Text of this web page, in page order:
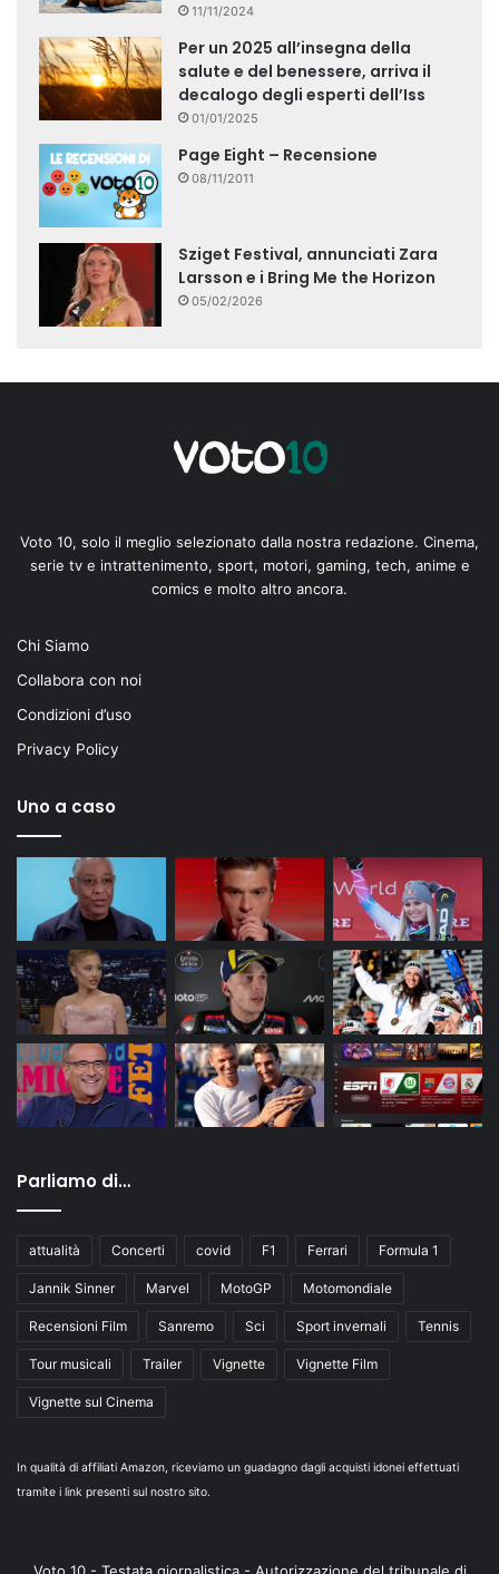
11/11/2024
Per un 2025 all’insegna della
salute e del benessere, arriva il
decalogo degli esperti dell’Iss
01/01/2025
Page Eight – Recensione
08/11/2011
Sziget Festival, annunciati Zara
Larsson e i Bring Me the Horizon
05/02/2026
Voto 10, solo il meglio selezionato dalla nostra redazione. Cinema,
serie tv e intrattenimento, sport, motori, gaming, tech, anime e
comics e molto altro ancora.
Chi Siamo
Collabora con noi
Condizioni d’uso
Privacy Policy
Uno a caso
Parliamo di…
attualità Concerti covid F1 Ferrari Formula 1
Jannik Sinner Marvel MotoGP Motomondiale
Recensioni Film Sanremo Sci Sport invernali Tennis
Tour musicali Trailer Vignette Vignette Film
Vignette sul Cinema
In qualità di affiliati Amazon, riceviamo un guadagno dagli acquisti idonei effettuati
tramite i link presenti sul nostro sito.